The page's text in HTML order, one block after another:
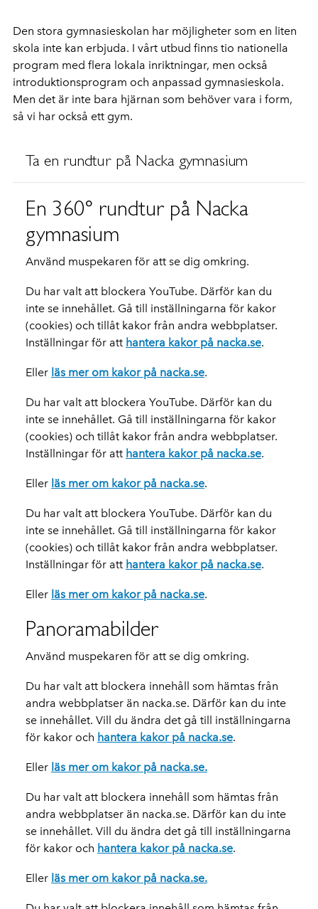
Den stora gymnasieskolan har möjligheter som en liten
skola inte kan erbjuda. I vårt utbud finns tio nationella
program med flera lokala inriktningar, men också
introduktionsprogram och anpassad gymnasieskola.
Men det är inte bara hjärnan som behöver vara i form,
så vi har också ett gym.
Ta en rundtur på Nacka gymnasium
En 360° rundtur på Nacka
gymnasium
Använd muspekaren för att se dig omkring.
Du har valt att blockera YouTube. Därför kan du
inte se innehållet. Gå till inställningarna för kakor
(cookies) och tillåt kakor från andra webbplatser.
Inställningar för att hantera kakor på nacka.se.
Eller läs mer om kakor på nacka.se.
Du har valt att blockera YouTube. Därför kan du
inte se innehållet. Gå till inställningarna för kakor
(cookies) och tillåt kakor från andra webbplatser.
Inställningar för att hantera kakor på nacka.se.
Eller läs mer om kakor på nacka.se.
Du har valt att blockera YouTube. Därför kan du
inte se innehållet. Gå till inställningarna för kakor
(cookies) och tillåt kakor från andra webbplatser.
Inställningar för att hantera kakor på nacka.se.
Eller läs mer om kakor på nacka.se.
Panoramabilder
Använd muspekaren för att se dig omkring.
Du har valt att blockera innehåll som hämtas från
andra webbplatser än nacka.se. Därför kan du inte
se innehållet. Vill du ändra det gå till inställningarna
för kakor och hantera kakor på nacka.se.
Eller läs mer om kakor på nacka.se.
Du har valt att blockera innehåll som hämtas från
andra webbplatser än nacka.se. Därför kan du inte
se innehållet. Vill du ändra det gå till inställningarna
för kakor och hantera kakor på nacka.se.
Eller läs mer om kakor på nacka.se.